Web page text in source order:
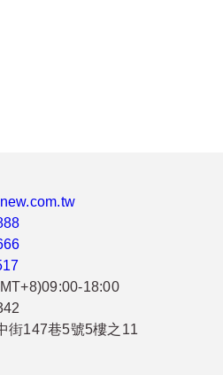
18:00
街147巷5號5樓之11